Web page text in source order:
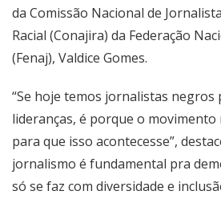
da Comissão Nacional de
Racial (Conajira) da Federação
(Fenaj), Valdice Gomes.
“Se hoje temos jornalistas negros
lideranças, é porque o
para que isso acontecesse”,
jornalismo é fundamental pra
só se faz com diversidade e